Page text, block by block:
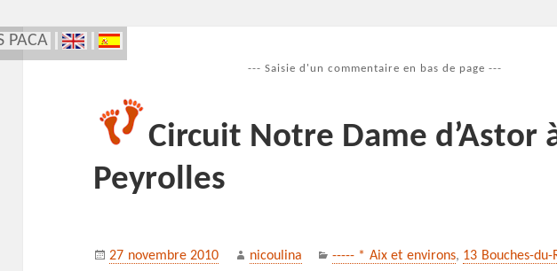
PACA
--- Saisie d'un commentaire en bas de page ---
Circuit Notre Dame d’Astor
Peyrolles
Publié
le
27 novembre 2010 Auteur
nicoulina Catégories
----- * Aix et environs, 13 Bouches-du-